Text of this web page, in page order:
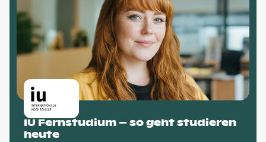
IU Fernstudium – so geht studieren
heute